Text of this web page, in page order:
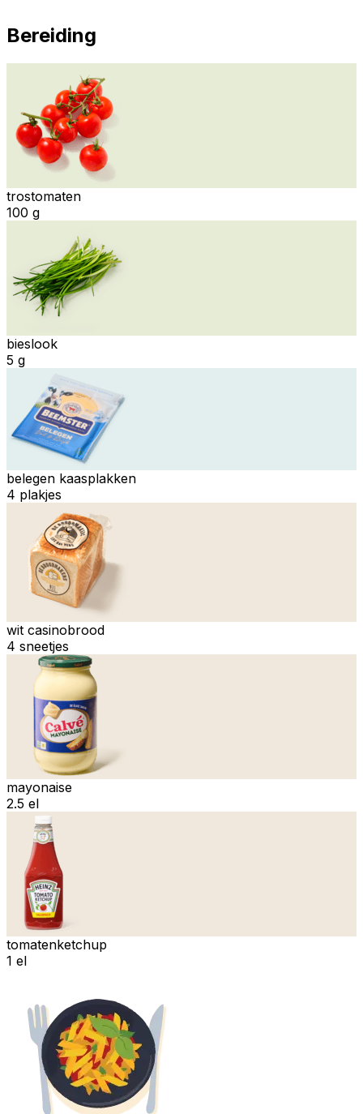
Bereiding
trostomaten
100 g
bieslook
5 g
belegen kaasplakken
4 plakjes
wit casinobrood
4 sneetjes
mayonaise
2.5 el
tomatenketchup
1 el